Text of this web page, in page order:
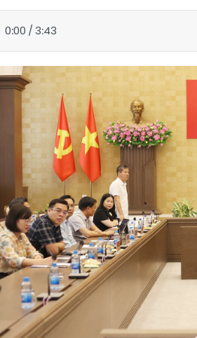
0:00 /3:43